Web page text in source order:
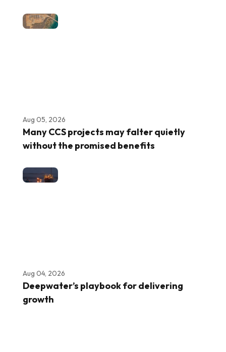
Aug 05, 2026
Many CCS projects may falter quietly
without the promised benefits
Aug 04, 2026
Deepwater’s playbook for delivering
growth